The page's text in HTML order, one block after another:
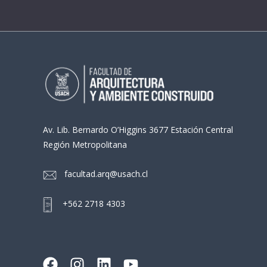
Av. Lib. Bernardo O’Higgins 3677 Estación Central
Región Metropolitana
facultad.arq@usach.cl
+562 2718 4303